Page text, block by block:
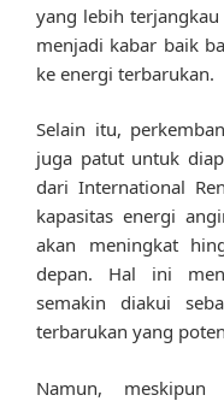
yang lebih
menjadi kabar baik
ke energi terbarukan.
Selain itu,
juga patut untuk
dari International
kapasitas energi
akan meningkat
depan. Hal ini
semakin diakui
terbarukan yang
Namun, meskipun